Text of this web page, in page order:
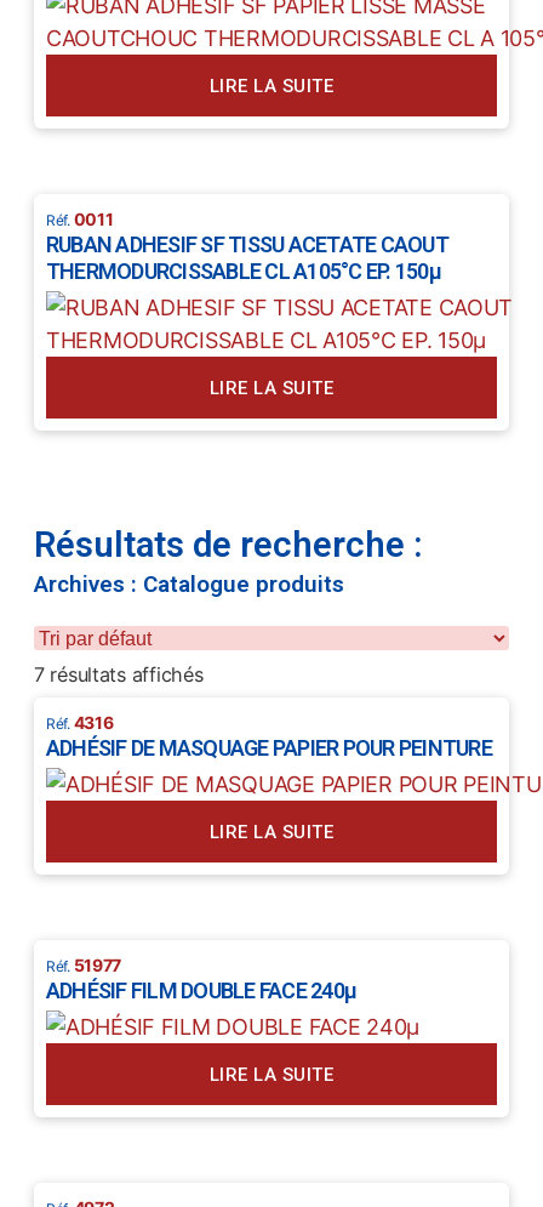
LIRE LA SUITE
RUBAN ADHESIF SF TISSU ACETATE CAOUT
THERMODURCISSABLE CL A105°C EP. 150µ
0011
LIRE LA SUITE
Résultats de recherche :
Archives : Catalogue produits
7 résultats affichés
ADHÉSIF DE MASQUAGE PAPIER POUR PEINTURE
4316
LIRE LA SUITE
ADHÉSIF FILM DOUBLE FACE 240µ
51977
LIRE LA SUITE